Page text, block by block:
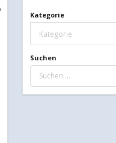
Kategorie
Kategorie
Suchen